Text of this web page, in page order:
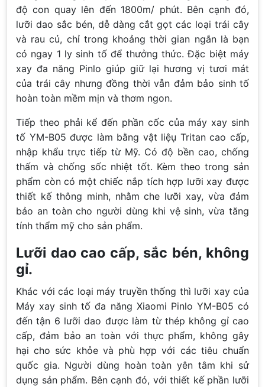
độ con quay lên đến 1800m/ phút. Bên cạnh đó,
lưỡi dao sắc bén, dễ dàng cắt gọt các loại trái cây
và rau củ, chỉ trong khoảng thời gian ngắn là bạn
có ngay 1 ly sinh tố để thưởng thức. Đặc biệt máy
xay đa năng Pinlo giúp giữ lại hương vị tươi mát
của trái cây nhưng đồng thời vẫn đảm bảo sinh tố
hoàn toàn mềm mịn và thơm ngon.
Tiếp theo phải kể đến phần cốc của máy xay sinh
tố YM-B05 được làm bằng vật liệụ Tritan cao cấp,
nhập khẩu trực tiếp từ Mỹ. Có độ bền cao, chống
thấm và chống sốc nhiệt tốt. Kèm theo trong sản
phẩm còn có một chiếc nắp tích hợp lưỡi xay được
thiết kế thông minh, nhằm che lưỡi xay, vừa đảm
bảo an toàn cho người dùng khi vệ sinh, vừa tăng
tính thẩm mỹ cho sản phẩm.
Lưỡi dao cao cấp, sắc bén, không
gỉ.
Khác với các loại máy truyền thống thì lưỡi xay của
Máy xay sinh tố đa năng Xiaomi Pinlo YM-B05 có
đến tận 6 lưỡi dao được làm từ thép không gỉ cao
cấp, đảm bảo an toàn với thực phẩm, không gây
hại cho sức khỏe và phù hợp với các tiêu chuẩn
quốc gia. Người dùng hoàn toàn yên tâm khi sử
dụng sản phẩm. Bên cạnh đó, với thiết kế phần lưỡi